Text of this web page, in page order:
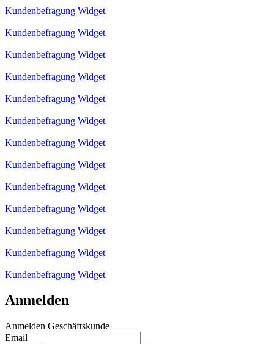
Kundenbefragung Widget
Kundenbefragung Widget
Kundenbefragung Widget
Kundenbefragung Widget
Kundenbefragung Widget
Kundenbefragung Widget
Kundenbefragung Widget
Kundenbefragung Widget
Kundenbefragung Widget
Kundenbefragung Widget
Kundenbefragung Widget
Kundenbefragung Widget
Kundenbefragung Widget
Anmelden
Anmelden Geschäftskunde
Email